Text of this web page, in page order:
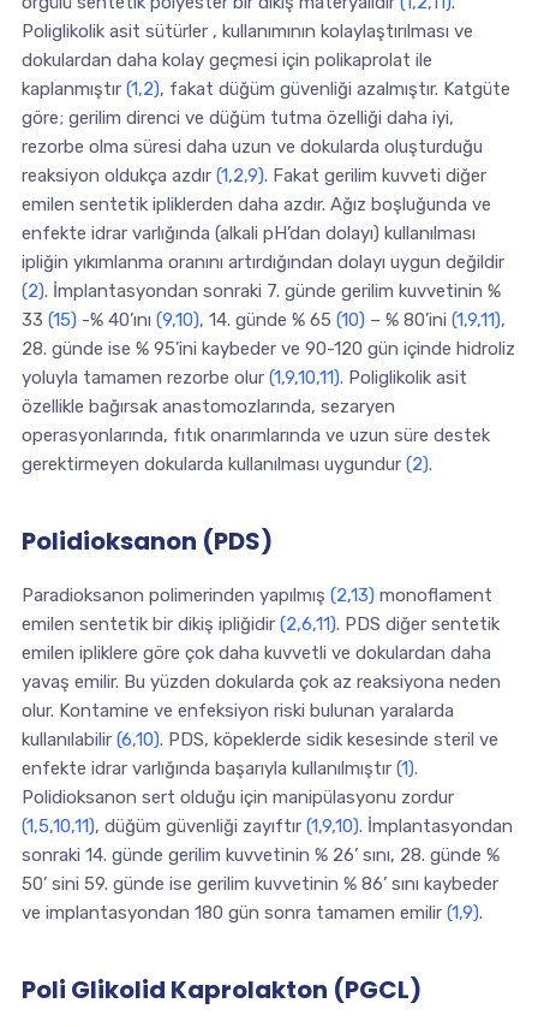
Poliglikolik asit sütürler , kullanımının kolaylaştırılması ve
dokulardan daha kolay geçmesi için polikaprolat ile
kaplanmıştır (1,2), fakat düğüm güvenliği azalmıştır. Katgüte
göre; gerilim direnci ve düğüm tutma özelliği daha iyi,
rezorbe olma süresi daha uzun ve dokularda oluşturduğu
reaksiyon oldukça azdır (1,2,9). Fakat gerilim kuvveti diğer
emilen sentetik ipliklerden daha azdır. Ağız boşluğunda ve
enfekte idrar varlığında (alkali pH’dan dolayı) kullanılması
ipliğin yıkımlanma oranını artırdığından dolayı uygun değildir
(2). İmplantasyondan sonraki 7. günde gerilim kuvvetinin %
33 (15) -% 40’ını (9,10), 14. günde % 65 (10) – % 80’ini (1,9,11),
28. günde ise % 95’ini kaybeder ve 90-120 gün içinde hidroliz
yoluyla tamamen rezorbe olur (1,9,10,11). Poliglikolik asit
özellikle bağırsak anastomozlarında, sezaryen
operasyonlarında, fıtık onarımlarında ve uzun süre destek
gerektirmeyen dokularda kullanılması uygundur (2).
Polidioksanon (PDS)
Paradioksanon polimerinden yapılmış (2,13) monoflament
emilen sentetik bir dikiş ipliğidir (2,6,11). PDS diğer sentetik
emilen ipliklere göre çok daha kuvvetli ve dokulardan daha
yavaş emilir. Bu yüzden dokularda çok az reaksiyona neden
olur. Kontamine ve enfeksiyon riski bulunan yaralarda
kullanılabilir (6,10). PDS, köpeklerde sidik kesesinde steril ve
enfekte idrar varlığında başarıyla kullanılmıştır (1).
Polidioksanon sert olduğu için manipülasyonu zordur
(1,5,10,11), düğüm güvenliği zayıftır (1,9,10). İmplantasyondan
sonraki 14. günde gerilim kuvvetinin % 26’ sını, 28. günde %
50’ sini 59. günde ise gerilim kuvvetinin % 86’ sını kaybeder
ve implantasyondan 180 gün sonra tamamen emilir (1,9).
Poli Glikolid Kaprolakton (PGCL)